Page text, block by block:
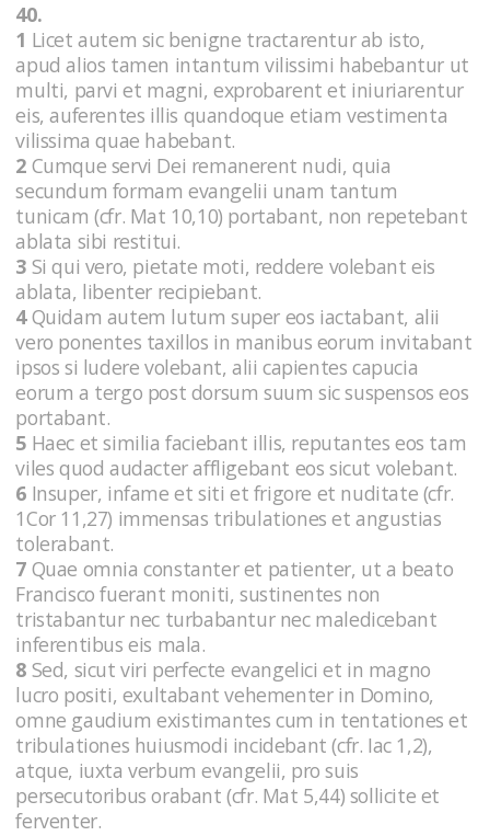
40.
1 Licet autem sic benigne tractarentur ab isto,
apud alios tamen intantum vilissimi habebantur ut
multi, parvi et magni, exprobarent et iniuriarentur
eis, auferentes illis quandoque etiam vestimenta
vilissima quae habebant.
2 Cumque servi Dei remanerent nudi, quia
secundum formam evangelii unam tantum
tunicam (cfr. Mat 10,10) portabant, non repetebant
ablata sibi restitui.
3 Si qui vero, pietate moti, reddere volebant eis
ablata, libenter recipiebant.
4Quidam autem lutum super eos iactabant, alii
vero ponentes taxillos in manibus eorum invitabant
ipsos si ludere volebant, alii capientes capucia
eorum a tergo post dorsum suum sic suspensos eos
portabant.
5 Haec et similia faciebant illis, reputantes eos tam
viles quod audacter affligebant eos sicut volebant.
6 Insuper, infame et siti et frigore et nuditate (cfr.
1Cor 11,27) immensas tribulationes et angustias
tolerabant.
7 Quae omnia constanter et patienter, ut a beato
Francisco fuerant moniti, sustinentes non
tristabantur nec turbabantur nec maledicebant
inferentibus eis mala.
8 Sed, sicut viri perfecte evangelici et in magno
lucro positi, exultabant vehementer in Domino,
omne gaudium existimantes cum in tentationes et
tribulationes huiusmodi incidebant (cfr. Iac 1,2),
atque, iuxta verbum evangelii, pro suis
persecutoribus orabant (cfr. Mat 5,44) sollicite et
ferventer.